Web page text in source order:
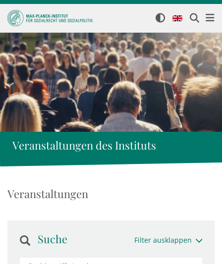
Veranstaltungen des Instituts
Veranstaltungen
Suche Filter ausklappen